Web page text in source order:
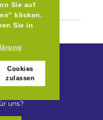
Sie auf
klicken.
Sie in
Cookies
zulassen
gelistet
Freizeittip zu
uns?